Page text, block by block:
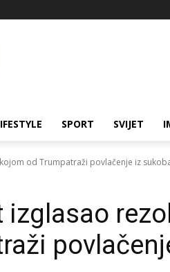
SPORT SVIJET
od Trumpatraži povlačenje iz
izglasao